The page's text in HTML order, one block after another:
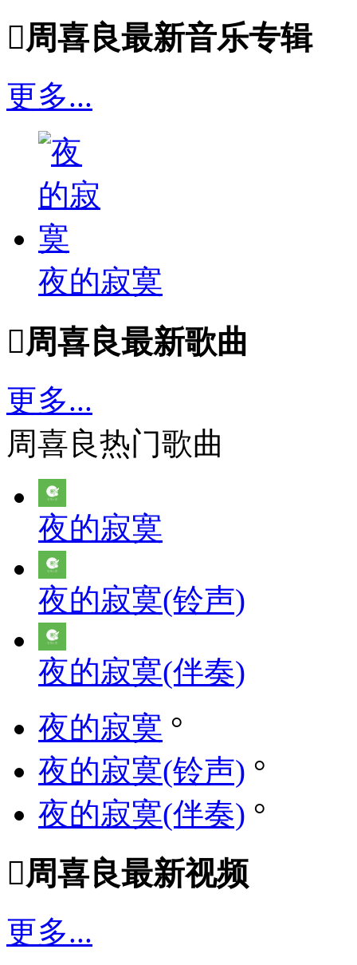
周喜良最新音乐专辑
更多...
夜的寂寞
周喜良最新歌曲
更多...
周喜良热门歌曲
夜的寂寞
夜的寂寞(铃声)
夜的寂寞(伴奏)
夜的寂寞 °
夜的寂寞(铃声) °
夜的寂寞(伴奏) °
周喜良最新视频
更多...